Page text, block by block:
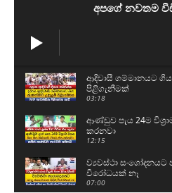
අපගේ නවතම
ආදිවාසී ගම්මානයට
පිළිගැනීමක්
03:18
ආණ්ඩුව පැය 24ම
කරනවා
12:15
ව්‍යවස්ථා
විරෝධයක් නෑ
07:00